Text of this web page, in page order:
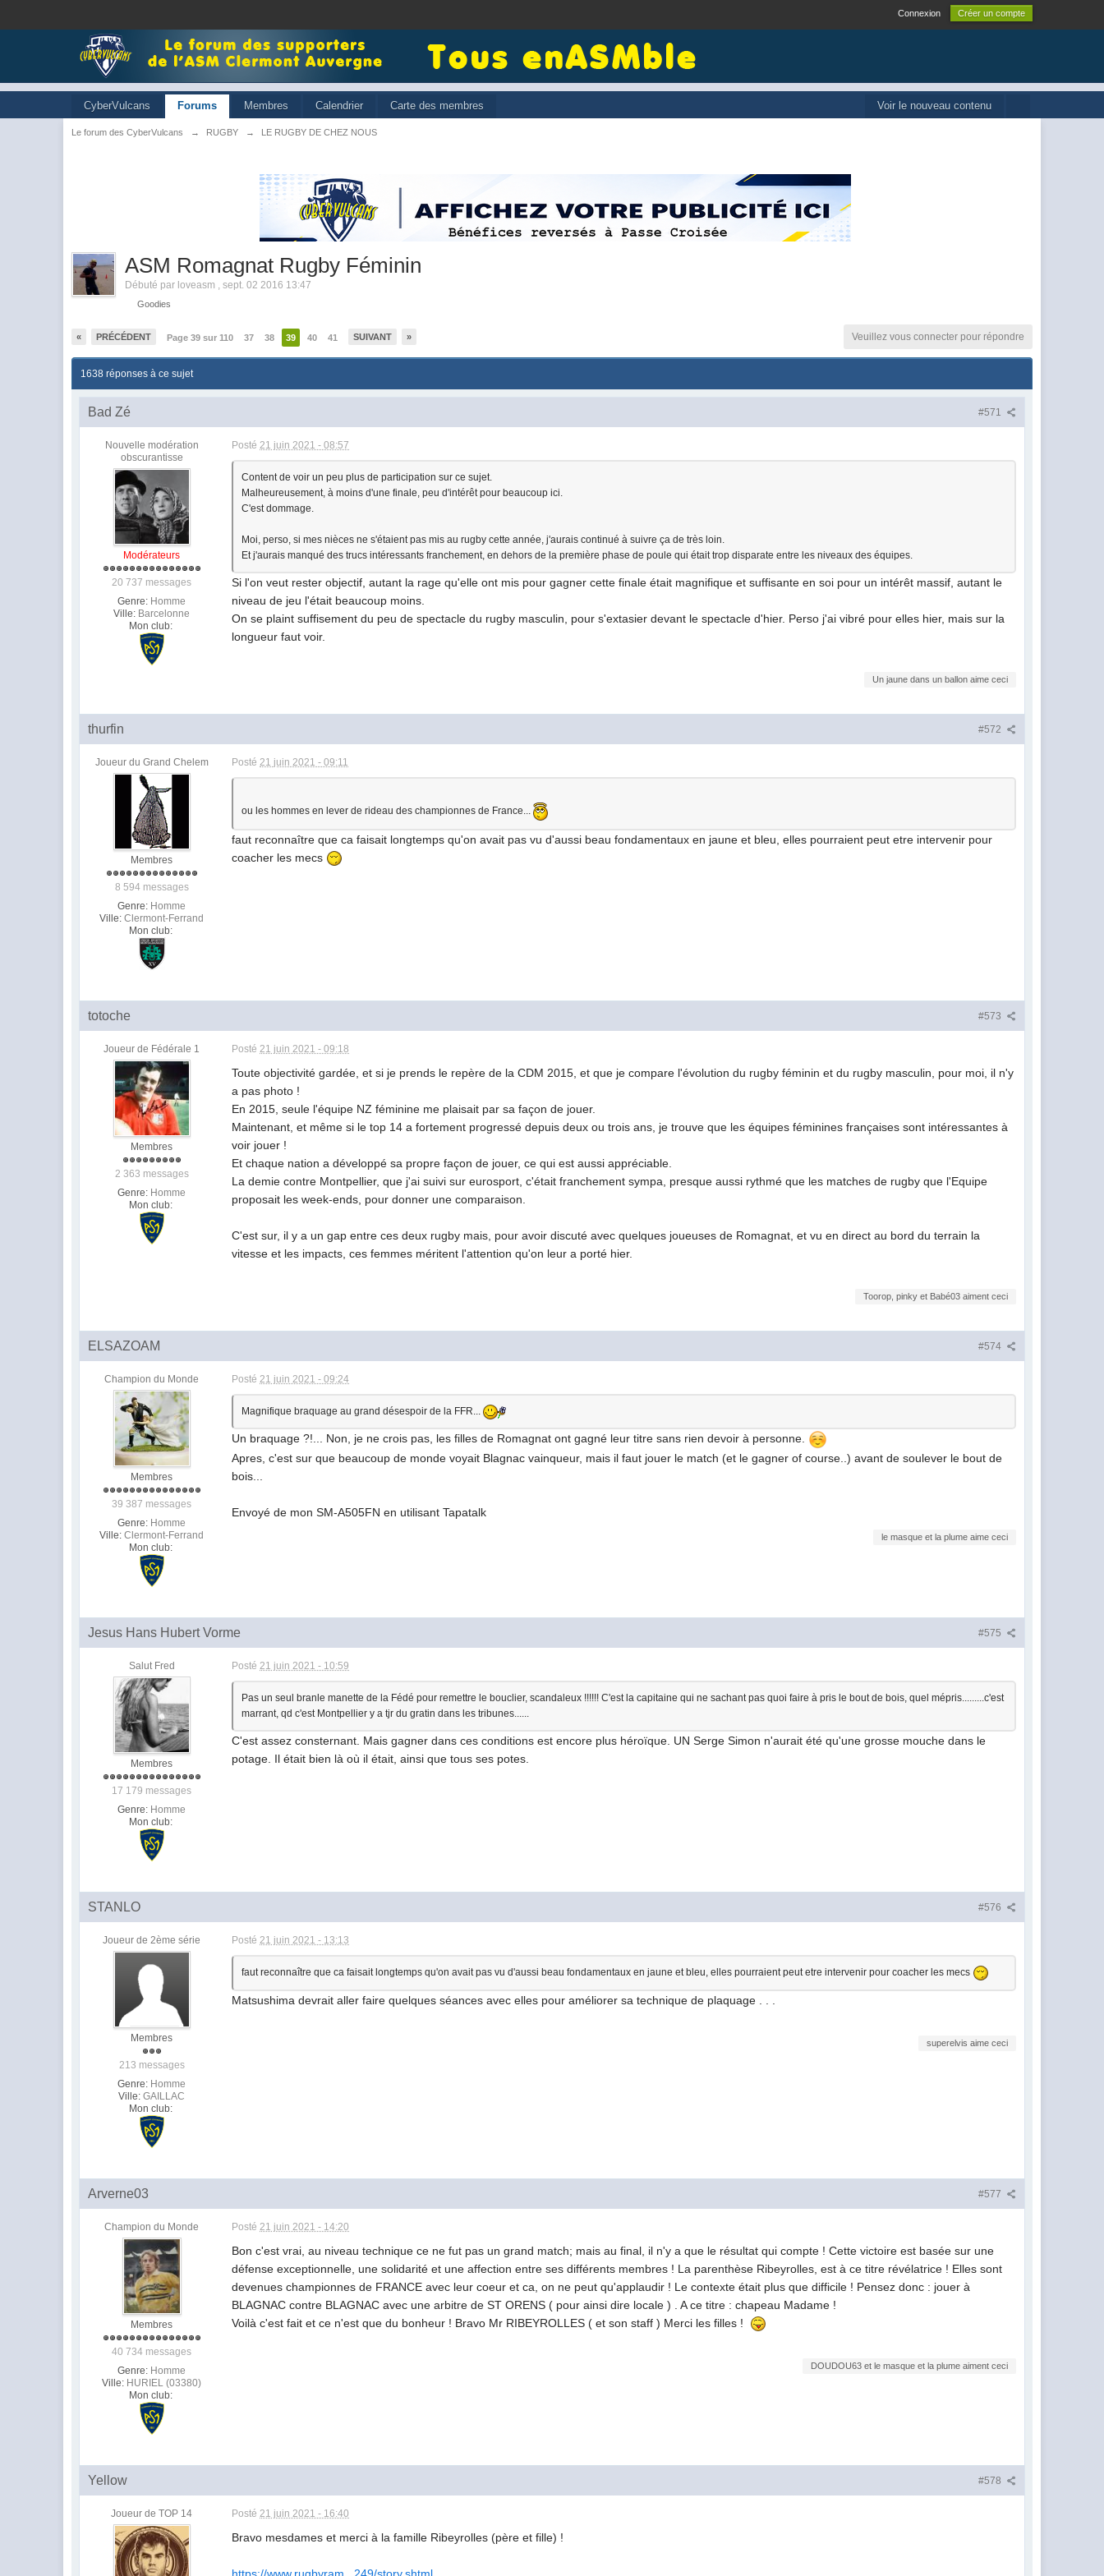
Connexion Créer un compte
Voir le nouveau contenu
CyberVulcans Forums Membres Calendrier Carte des membres
Le forum des CyberVulcans → RUGBY → LE RUGBY DE CHEZ NOUS
ASM Romagnat Rugby Féminin
Débuté par loveasm ,sept. 02 2016 13:47
Goodies
« PRÉCÉDENT Page 39 sur 110 37 38 39 40 41 SUIVANT » Veuillez vous connecter pour répondre
1638 réponses à ce sujet
#571
Bad Zé
Nouvelle modération
obscurantisse
Modérateurs
20 737 messages
Genre: Homme
Ville: Barcelonne
Mon club:
Posté21 juin 2021 - 08:57
Content de voir un peu plus de participation sur ce sujet.
Malheureusement, à moins d'une finale, peu d'intérêt pour beaucoup ici.
C'est dommage.
Moi, perso, si mes nièces ne s'étaient pas mis au rugby cette année, j'aurais continué à suivre ça de très loin.
Et j'aurais manqué des trucs intéressants franchement, en dehors de la première phase de poule qui était trop disparate entre les niveaux des équipes.
Si l'on veut rester objectif, autant la rage qu'elle ont mis pour gagner cette finale était magnifique et suffisante en soi pour un intérêt massif, autant le
niveau de jeu l'était beaucoup moins.
On se plaint suffisement du peu de spectacle du rugby masculin, pour s'extasier devant le spectacle d'hier. Perso j'ai vibré pour elles hier, mais sur la
longueur faut voir.
Un jaune dans un ballon aime ceci
#572
thurfin
Joueur du Grand Chelem
Membres
8 594 messages
Genre: Homme
Ville: Clermont-Ferrand
Mon club:
Posté21 juin 2021 - 09:11
ou les hommes en lever de rideau des championnes de France...
faut reconnaître que ca faisait longtemps qu'on avait pas vu d'aussi beau fondamentaux en jaune et bleu, elles pourraient peut etre intervenir pour
coacher les mecs
#573
totoche
Joueur de Fédérale 1
Membres
2 363 messages
Genre: Homme
Mon club:
Posté21 juin 2021 - 09:18
Toute objectivité gardée, et si je prends le repère de la CDM 2015, et que je compare l'évolution du rugby féminin et du rugby masculin, pour moi, il n'y
a pas photo !
En 2015, seule l'équipe NZ féminine me plaisait par sa façon de jouer.
Maintenant, et même si le top 14 a fortement progressé depuis deux ou trois ans, je trouve que les équipes féminines françaises sont intéressantes à
voir jouer !
Et chaque nation a développé sa propre façon de jouer, ce qui est aussi appréciable.
La demie contre Montpellier, que j'ai suivi sur eurosport, c'était franchement sympa, presque aussi rythmé que les matches de rugby que l'Equipe
proposait les week-ends, pour donner une comparaison.
C'est sur, il y a un gap entre ces deux rugby mais, pour avoir discuté avec quelques joueuses de Romagnat, et vu en direct au bord du terrain la
vitesse et les impacts, ces femmes méritent l'attention qu'on leur a porté hier.
Toorop, pinky et Babé03 aiment ceci
#574
ELSAZOAM
Champion du Monde
Membres
39 387 messages
Genre: Homme
Ville: Clermont-Ferrand
Mon club:
Posté21 juin 2021 - 09:24
Magnifique braquage au grand désespoir de la FFR...
Un braquage ?!... Non, je ne crois pas, les filles de Romagnat ont gagné leur titre sans rien devoir à personne.
Apres, c'est sur que beaucoup de monde voyait Blagnac vainqueur, mais il faut jouer le match (et le gagner of course..) avant de soulever le bout de
bois...
Envoyé de mon SM-A505FN en utilisant Tapatalk
le masque et la plume aime ceci
#575
Jesus Hans Hubert Vorme
Salut Fred
Membres
17 179 messages
Genre: Homme
Mon club:
Posté21 juin 2021 - 10:59
Pas un seul branle manette de la Fédé pour remettre le bouclier, scandaleux !!!!!! C'est la capitaine qui ne sachant pas quoi faire à pris le bout de bois, quel mépris.........c'est
marrant, qd c'est Montpellier y a tjr du gratin dans les tribunes......
C'est assez consternant. Mais gagner dans ces conditions est encore plus héroïque. UN Serge Simon n'aurait été qu'une grosse mouche dans le
potage. Il était bien là où il était, ainsi que tous ses potes.
#576
STANLO
Joueur de 2ème série
Membres
213 messages
Genre: Homme
Ville: GAILLAC
Mon club:
Posté21 juin 2021 - 13:13
faut reconnaître que ca faisait longtemps qu'on avait pas vu d'aussi beau fondamentaux en jaune et bleu, elles pourraient peut etre intervenir pour coacher les mecs
Matsushima devrait aller faire quelques séances avec elles pour améliorer sa technique de plaquage . . .
superelvis aime ceci
#577
Arverne03
Champion du Monde
Membres
40 734 messages
Genre: Homme
Ville: HURIEL (03380)
Mon club:
Posté21 juin 2021 - 14:20
Bon c'est vrai, au niveau technique ce ne fut pas un grand match; mais au final, il n'y a que le résultat qui compte ! Cette victoire est basée sur une
défense exceptionnelle, une solidarité et une affection entre ses différents membres ! La parenthèse Ribeyrolles, est à ce titre révélatrice ! Elles sont
devenues championnes de FRANCE avec leur coeur et ca, on ne peut qu'applaudir ! Le contexte était plus que difficile ! Pensez donc : jouer à
BLAGNAC contre BLAGNAC avec une arbitre de ST ORENS ( pour ainsi dire locale ) . A ce titre : chapeau Madame !
Voilà c'est fait et ce n'est que du bonheur ! Bravo Mr RIBEYROLLES ( et son staff ) Merci les filles !
DOUDOU63 et le masque et la plume aiment ceci
#578
Yellow
Joueur de TOP 14 Posté21 juin 2021 - 16:40
Bravo mesdames et merci à la famille Ribeyrolles (père et fille) !